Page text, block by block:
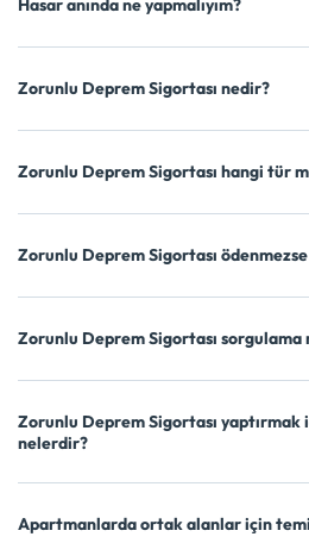
Hasar anında ne yapmalıyım?
Zorunlu Deprem Sigortası nedir?
Zorunlu Deprem Sigortası hangi tür
Zorunlu Deprem Sigortası
Zorunlu Deprem Sigortası sorgulama
Zorunlu Deprem Sigortası
nelerdir?
Apartmanlarda ortak alanlar için